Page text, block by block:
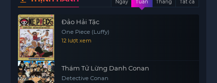
đang được tìm kiếm nhiều.
Ngày Tuần Tháng Tất cả
Đảo Hải Tặc
One Piece (Luffy)
12 lượt xem
Thám Tử Lừng Danh Conan
Detective Conan